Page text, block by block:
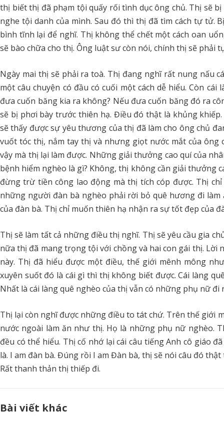
thị biết thị đã phạm tội quấy rối tình dục ông chủ. Thị sẽ
nghe tội danh của mình. Sau đó thì thị đã tìm cách tự tử.
bình tĩnh lại để nghĩ. Thị không thể chết một cách oan
sẽ bào chữa cho thị. Ông luật sư còn nói, chính thị sẽ phải
Ngày mai thị sẽ phải ra toà. Thị đang nghĩ rất nung nấu
một câu chuyện có đầu có cuối một cách dễ hiểu. Còn
đưa cuốn băng kia ra không? Nếu đưa cuốn băng đó ra
sẽ bị phơi bày trước thiên hạ. Điều đó thật là khủng
sẽ thấy được sự yêu thương của thị đã làm cho ông chủ
vuốt tóc thị, nắm tay thị và nhưng giọt nước mắt của ông
vậy mà thị lại làm được. Những giải thưởng cao quí của
bệnh hiểm nghèo là gì? Không, thị không cần giải thưởng
đừng trừ tiền công lao động mà thị tích cóp được. Thị
những người đàn bà nghèo phải rời bỏ quê hương đi
của đàn bà. Thị chỉ muốn thiên hạ nhận ra sự tốt đẹp của
Thị sẽ làm tất cả những điều thị nghĩ. Thị sẽ yêu cầu gia
nữa thị đã mang trọng tội với chồng và hai con gái thị.
này. Thị đã hiểu được một điều, thế giới mênh mông
xuyên suốt đó là cái gì thì thị không biết được. Cái làng
Nhất là cái làng quê nghèo của thị vẫn có những phụ nữ
Thị lại còn nghĩ được những điều to tát chứ. Trên thế giới
nước ngoài làm ăn như thị. Họ là những phụ nữ nghèo.
đều có thể hiểu. Thị cố nhớ lại cái câu tiếng Anh cô giáo
là. I am đàn bà. Đúng rồi I am Đàn bà, thị sẽ nói câu đó
Rất thanh thản thị thiếp đi.
Bài viết khác